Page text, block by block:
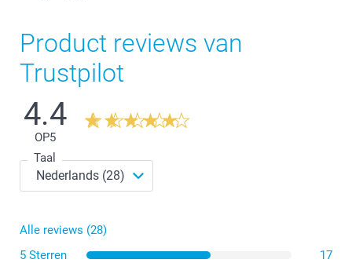
Papieren bladwijzers zijn rechthoekig van vorm, 6 cm
breed en 12,7 cm lang. Ze zijn 0,05 cm dik, wat een
gevoel van stevigheid geeft. De aluminium bladwijzer
heeft een afgeronde bovenkant en een inkeping
Product reviews van
Trustpilot
4.4
OP5
Taal
Alle reviews (28)
5 Sterren
17